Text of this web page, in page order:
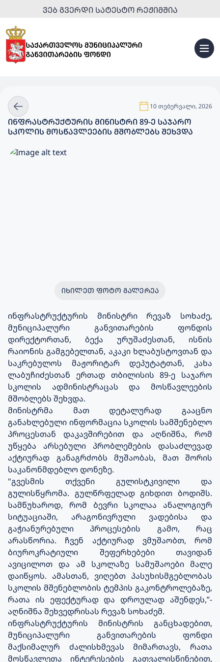
ᲕᲔᲑ ᲒᲕᲔᲠᲓᲘ ᲡᲐᲢᲔᲡᲢᲝ ᲠᲔᲟᲘᲛᲨᲘᲐ
10 თებერვალი, 2026
ᲘᲜᲤᲠᲐᲡᲢᲠᲣᲥᲢᲣᲠᲘᲡ ᲛᲘᲜᲘᲡᲢᲠᲘ 89-Ე ᲡᲐᲯᲐᲠᲝ
ᲡᲙᲝᲚᲘᲡ ᲛᲝᲡᲬᲐᲕᲚᲔᲔᲑᲘᲡ ᲛᲨᲝᲑᲚᲔᲑᲡ ᲨᲔᲮᲕᲓᲐ
ᲘᲮᲘᲚᲔᲗ ᲤᲝᲢᲝ ᲒᲐᲚᲔᲠᲔᲐ
ინფრასტრუქტურის მინისტრი რევაზ სოხაძე,
მუნიციპალური განვითარების ფონდის
დირექტორთან, ბექა ურუშაძესთან, ისნის
რაიონის გამგებელთან, აკაკი ხლაბუსტოვთან და
საკრებულოს მაჟორიტარ დეპუტატთან, კახა
ლაბუჩიძესთან ერთად თბილისის 89-ე საჯარო
სკოლის ადმინისტრაცას და მოსწავლეების
მშობლებს შეხვდა.
მინისტრმა მათ დეტალურად გააცნო
განახლებული ინფორმაცია სკოლის სამშენებლო
პროცესთან დაკავშირებით და აღნიშნა, რომ
უწყება არსებული პრობლემების დასაძლევად
აქტიურად განაგრძობს მუშაობას, მათ შორის
საკანონმდებლო დონეზე.
"გვესმის თქვენი გულისტკივილი და
გულისწყრომა. გულწრფელად გიხდით ბოდიშს.
სამწუხაროდ, რომ ბევრი სკოლაა ანალოგიურ
სიტუაციაში, არაგონივრული ვადებისა და
გაჭიანურებული პროცესების გამო, რაც
არასწორია. ჩვენ აქტიურად ვმუშაობთ, რომ
ბიუროკრატიული შეფერხებები თავიდან
ავიცილოთ და ამ სკოლაზე სამუშაოები მალე
დაიწყოს. ამასთან, ვიღებთ პასუხისმგებლობას
სკოლის მშენებლობის ტემპის გაკონტროლებაზე,
რათა ის ეფექტურად და დროულად აშენდეს,”-
აღნიშნა შეხვედრისას რევაზ სოხაძემ.
ინფრასტრუქტურის მინისტრის განცხადებით,
მუნიციპალური განვითარების ფონდი
მაქსიმალურ ძალისხმევას მიმართავს, რათა
მოსწავლეთა ინტერესების გათვალისწინებით,